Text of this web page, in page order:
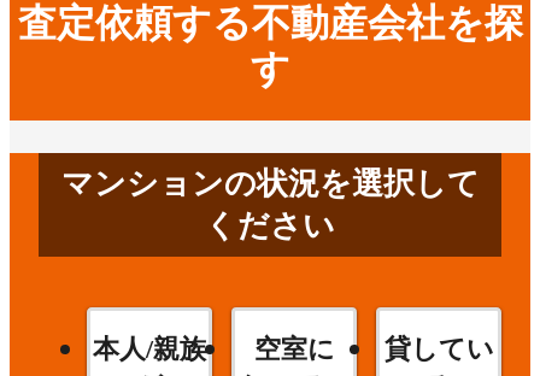
査定依頼する不動産会社を探
す
マンションの状況を選択して
ください
本人/親族
空室に
貸してい